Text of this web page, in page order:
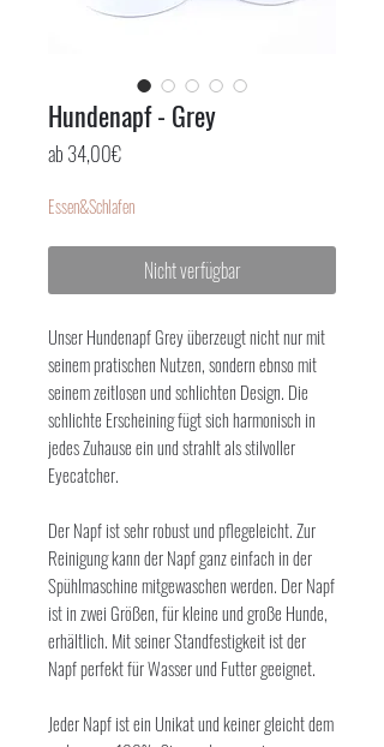
Hundenapf - Grey
ab 34,00€Sale-
Essen&Schlafen
Nicht verfügbar
Unser Hundenapf Grey überzeugt nicht nur mit
seinem pratischen Nutzen, sondern ebnso mit
seinem zeitlosen und schlichten Design. Die
schlichte Erscheining fügt sich harmonisch in
jedes Zuhause ein und strahlt als stilvoller
Eyecatcher.
Der Napf ist sehr robust und pflegeleicht. Zur
Reinigung kann der Napf ganz einfach in der
Spühlmaschine mitgewaschen werden. Der Napf
ist in zwei Größen, für kleine und große Hunde,
erhältlich. Mit seiner Standfestigkeit ist der
Napf perfekt für Wasser und Futter geeignet.
Jeder Napf ist ein Unikat und keiner gleicht dem